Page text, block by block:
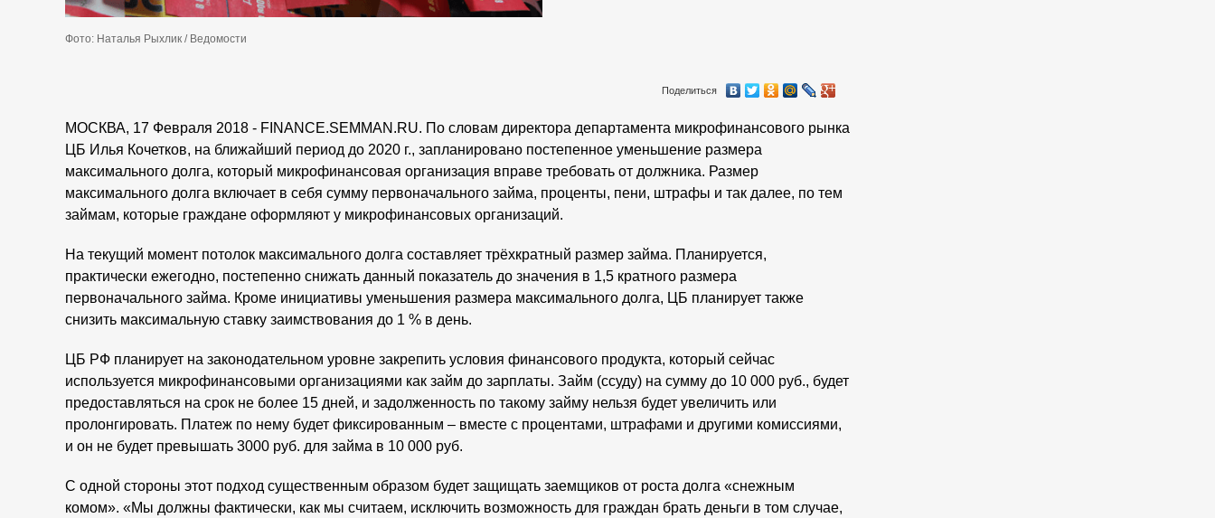
Фото: Наталья Рыхлик / Ведомости
Поделиться
МОСКВА, 17 Февраля 2018 - FINANCE.SEMMAN.RU. По словам директора департамента микрофинансового рынка
ЦБ Илья Кочетков, на ближайший период до 2020 г., запланировано постепенное уменьшение размера
максимального долга, который микрофинансовая организация вправе требовать от должника. Размер
максимального долга включает в себя сумму первоначального займа, проценты, пени, штрафы и так далее, по тем
займам, которые граждане оформляют у микрофинансовых организаций.
На текущий момент потолок максимального долга составляет трёхкратный размер займа. Планируется,
практически ежегодно, постепенно снижать данный показатель до значения в 1,5 кратного размера
первоначального займа. Кроме инициативы уменьшения размера максимального долга, ЦБ планирует также
снизить максимальную ставку заимствования до 1 % в день.
ЦБ РФ планирует на законодательном уровне закрепить условия финансового продукта, который сейчас
используется микрофинансовыми организациями как займ до зарплаты. Займ (ссуду) на сумму до 10 000 руб., будет
предоставляться на срок не более 15 дней, и задолженность по такому займу нельзя будет увеличить или
пролонгировать. Платеж по нему будет фиксированным – вместе с процентами, штрафами и другими комиссиями,
и он не будет превышать 3000 руб. для займа в 10 000 руб.
С одной стороны этот подход существенным образом будет защищать заемщиков от роста долга «снежным
комом». «Мы должны фактически, как мы считаем, исключить возможность для граждан брать деньги в том случае,